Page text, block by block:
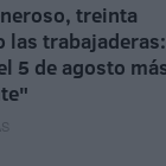
treinta
las trabajaderas:
5 de agosto